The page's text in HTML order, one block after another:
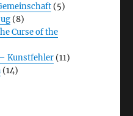
(5)
(8)
Curse of the
Kunstfehler (11)
(14)